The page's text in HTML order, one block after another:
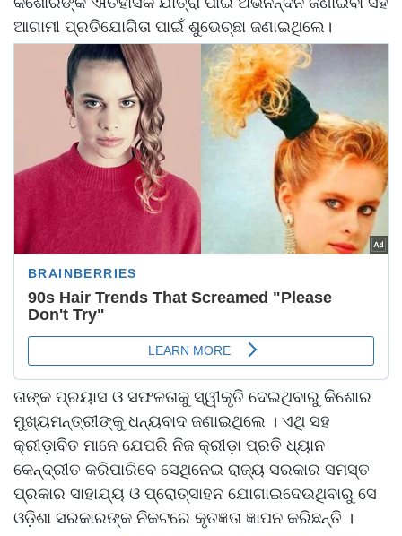
ଆଗାମୀ ପ୍ରତିଯୋଗିତା ପାଇଁ ଶୁଭେଚ୍ଛା ଜଣାଇଥିଲେ।
ତାଙ୍କ ପ୍ରୟାସ ଓ ସଫଳତାକୁ ସ୍ୱୀକୃତି ଦେଇଥିବାରୁ କିଶୋର
ମୁଖ୍ୟମନ୍ତ୍ରୀଙ୍କୁ ଧନ୍ୟବାଦ ଜଣାଇଥିଲେ । ଏଥି ସହ
କ୍ରୀଡ଼ାବିତ ମାନେ ଯେପରି ନିଜ କ୍ରୀଡ଼ା ପ୍ରତି ଧ୍ୟାନ
କେନ୍ଦ୍ରୀତ କରିପାରିବେ ସେଥିନେଇ ରାଜ୍ୟ ସରକାର ସମସ୍ତ
ପ୍ରକାର ସାହାଯ୍ୟ ଓ ପ୍ରୋତ୍ସାହନ ଯୋଗାଇଦେଉଥିବାରୁ ସେ
ଓଡ଼ିଶା ସରକାରଙ୍କ ନିକଟରେ କୃତଜ୍ଞତା ଜ୍ଞାପନ କରିଛନ୍ତି ।